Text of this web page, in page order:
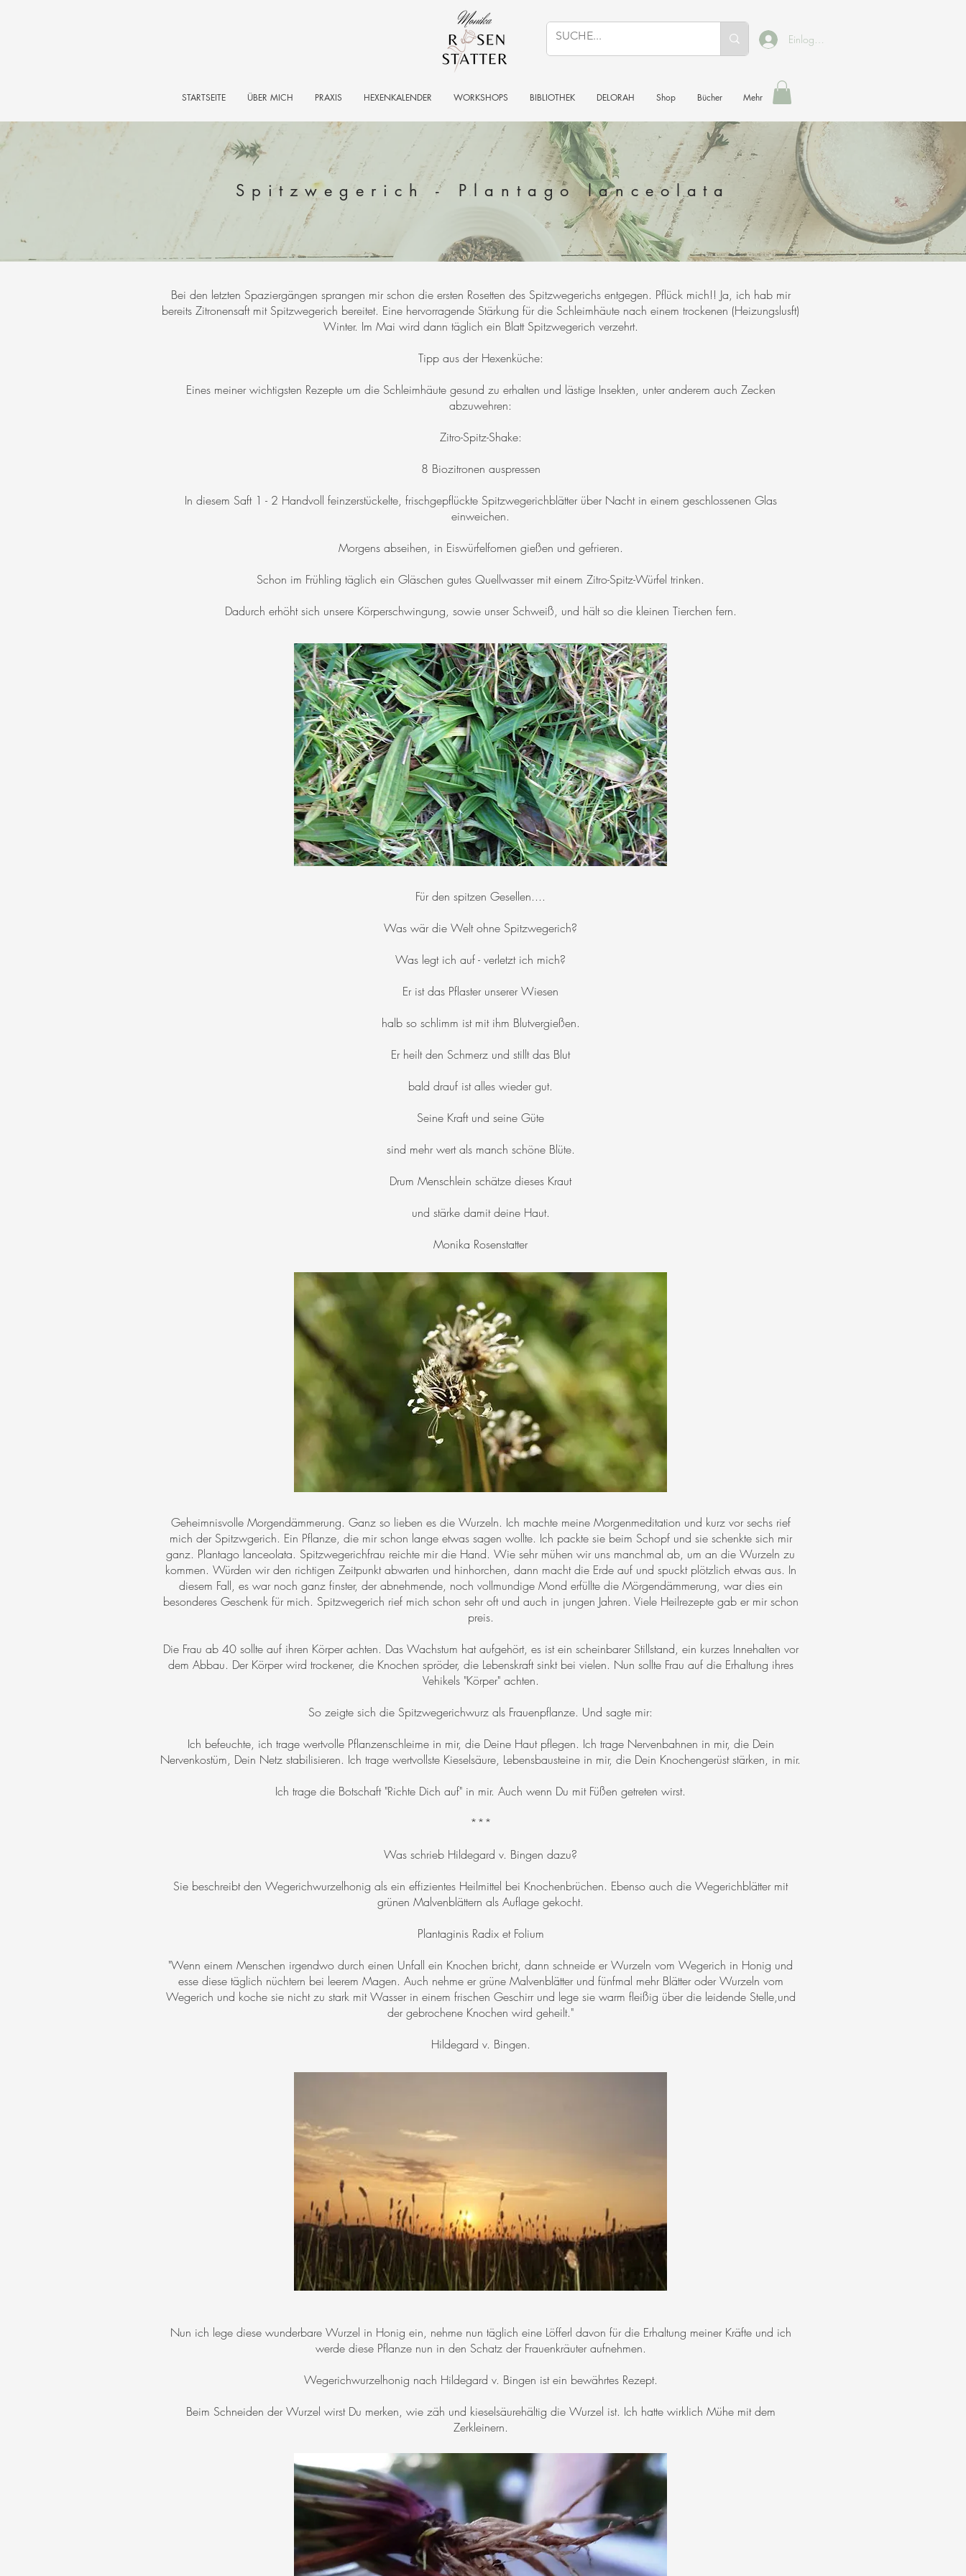
Einloggen
STARTSEITE ÜBER MICH PRAXIS HEXENKALENDER WORKSHOPS BIBLIOTHEK DELORAH Shop Bücher Mehr
Bei den letzten Spaziergängen sprangen mir schon die ersten Rosetten des Spitzwegerichs entgegen. Pflück mich!! Ja, ich hab mir
bereits Zitronensaft mit Spitzwegerich bereitet. Eine hervorragende Stärkung für die Schleimhäute nach einem trockenen (Heizungslusft)
Winter. Im Mai wird dann täglich ein Blatt Spitzwegerich verzehrt.
Tipp aus der Hexenküche:
Eines meiner wichtigsten Rezepte um die Schleimhäute gesund zu erhalten und lästige Insekten, unter anderem auch Zecken
abzuwehren:
Zitro-Spitz-Shake:
8 Biozitronen auspressen
In diesem Saft 1 - 2 Handvoll feinzerstückelte, frischgepflückte Spitzwegerichblätter über Nacht in einem geschlossenen Glas
einweichen.
Morgens abseihen, in Eiswürfelfomen gießen und gefrieren.
Schon im Frühling täglich ein Gläschen gutes Quellwasser mit einem Zitro-Spitz-Würfel trinken.
Dadurch erhöht sich unsere Körperschwingung, sowie unser Schweiß, und hält so die kleinen Tierchen fern.
Für den spitzen Gesellen....
Was wär die Welt ohne Spitzwegerich?
Was legt ich auf - verletzt ich mich?
Er ist das Pflaster unserer Wiesen
halb so schlimm ist mit ihm Blutvergießen.
Er heilt den Schmerz und stillt das Blut
bald drauf ist alles wieder gut.
Seine Kraft und seine Güte
sind mehr wert als manch schöne Blüte.
Drum Menschlein schätze dieses Kraut
und stärke damit deine Haut.
Monika Rosenstatter
Geheimnisvolle Morgendämmerung. Ganz so lieben es die Wurzeln. Ich machte meine Morgenmeditation und kurz vor sechs rief
mich der Spitzwgerich. Ein Pflanze, die mir schon lange etwas sagen wollte. Ich packte sie beim Schopf und sie schenkte sich mir
ganz. Plantago lanceolata. Spitzwegerichfrau reichte mir die Hand. Wie sehr mühen wir uns manchmal ab, um an die Wurzeln zu
kommen. Würden wir den richtigen Zeitpunkt abwarten und hinhorchen, dann macht die Erde auf und spuckt plötzlich etwas aus. In
diesem Fall, es war noch ganz finster, der abnehmende, noch vollmundige Mond erfüllte die Mörgendämmerung, war dies ein
besonderes Geschenk für mich. Spitzwegerich rief mich schon sehr oft und auch in jungen Jahren. Viele Heilrezepte gab er mir schon
preis.
Die Frau ab 40 sollte auf ihren Körper achten. Das Wachstum hat aufgehört, es ist ein scheinbarer Stillstand, ein kurzes Innehalten vor
dem Abbau. Der Körper wird trockener, die Knochen spröder, die Lebenskraft sinkt bei vielen. Nun sollte Frau auf die Erhaltung ihres
Vehikels "Körper" achten.
So zeigte sich die Spitzwegerichwurz als Frauenpflanze. Und sagte mir:
Ich befeuchte, ich trage wertvolle Pflanzenschleime in mir, die Deine Haut pflegen. Ich trage Nervenbahnen in mir, die Dein
Nervenkostüm, Dein Netz stabilisieren. Ich trage wertvollste Kieselsäure, Lebensbausteine in mir, die Dein Knochengerüst stärken, in mir.
Ich trage die Botschaft "Richte Dich auf" in mir. Auch wenn Du mit Füßen getreten wirst.
***
Was schrieb Hildegard v. Bingen dazu?
Sie beschreibt den Wegerichwurzelhonig als ein effizientes Heilmittel bei Knochenbrüchen. Ebenso auch die Wegerichblätter mit
grünen Malvenblättern als Auflage gekocht.
Plantaginis Radix et Folium
"Wenn einem Menschen irgendwo durch einen Unfall ein Knochen bricht, dann schneide er Wurzeln vom Wegerich in Honig und
esse diese täglich nüchtern bei leerem Magen. Auch nehme er grüne Malvenblätter und fünfmal mehr Blätter oder Wurzeln vom
Wegerich und koche sie nicht zu stark mit Wasser in einem frischen Geschirr und lege sie warm fleißig über die leidende Stelle,und
der gebrochene Knochen wird geheilt."
Hildegard v. Bingen.
Spitzwegerich - Plantago lanceolata
Nun ich lege diese wunderbare Wurzel in Honig ein, nehme nun täglich eine Löfferl davon für die Erhaltung meiner Kräfte und ich
werde diese Pflanze nun in den Schatz der Frauenkräuter aufnehmen.
Wegerichwurzelhonig nach Hildegard v. Bingen ist ein bewährtes Rezept.
Beim Schneiden der Wurzel wirst Du merken, wie zäh und kieselsäurehältig die Wurzel ist. Ich hatte wirklich Mühe mit dem
Zerkleinern.